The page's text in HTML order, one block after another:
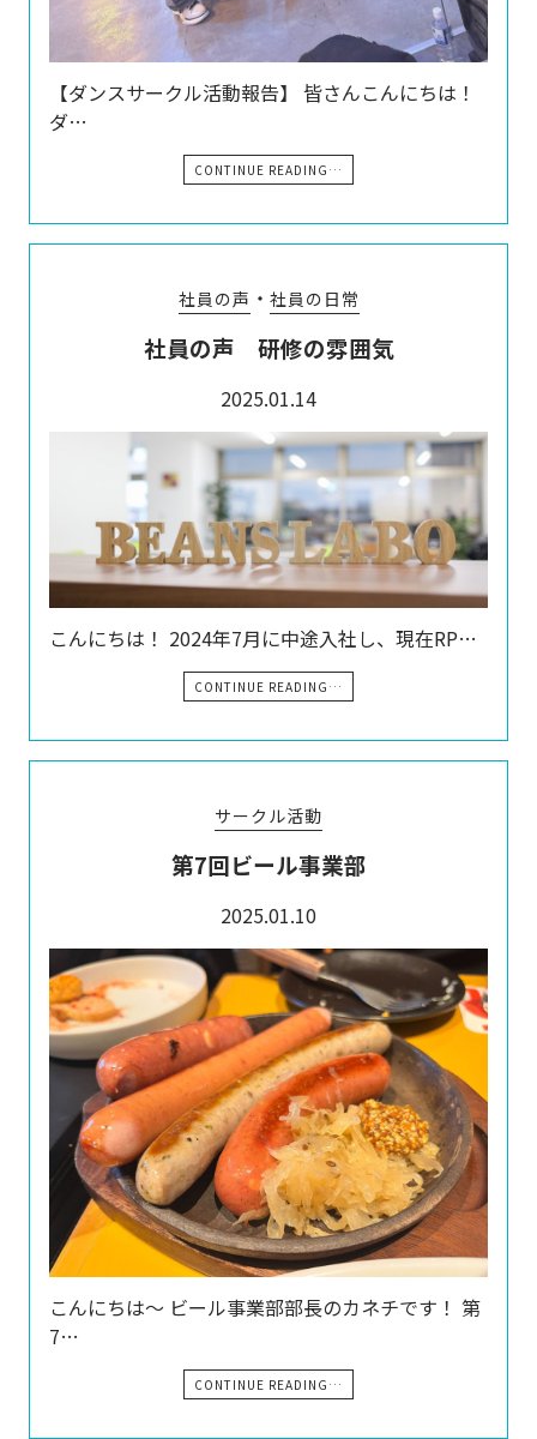
【ダンスサークル活動報告】 皆さんこんにちは！
ダ…
CONTINUE READING…
社員の声 ・ 社員の日常
社員の声 研修の雰囲気
2025.01.14
こんにちは！ 2024年7月に中途入社し、現在RP…
CONTINUE READING…
サークル活動
第7回ビール事業部
2025.01.10
こんにちは～ ビール事業部部長のカネチです！ 第
7…
CONTINUE READING…